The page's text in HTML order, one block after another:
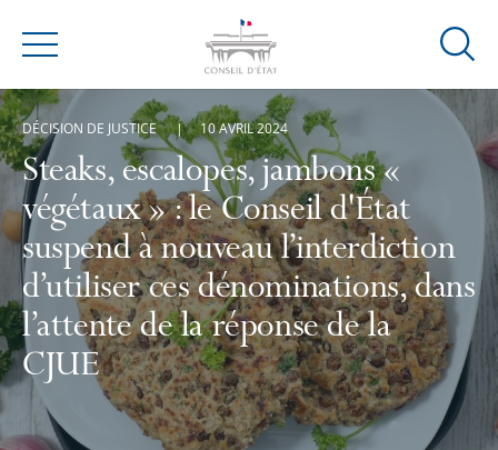
Menu
Ouvrir
Steaks, escalopes, jambons «
végétaux » : le Conseil d'État
suspend à nouveau l’interdiction
d’utiliser ces dénominations, dans
l’attente de la réponse de la
CJUE
DÉCISION DE JUSTICE 10 AVRIL 2024